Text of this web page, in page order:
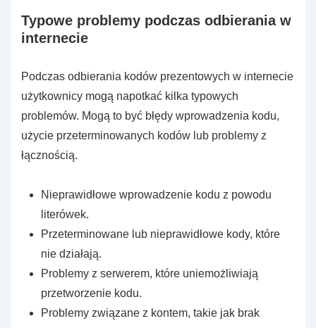
Typowe problemy podczas odbierania w
internecie
Podczas odbierania kodów prezentowych w internecie
użytkownicy mogą napotkać kilka typowych
problemów. Mogą to być błędy wprowadzenia kodu,
użycie przeterminowanych kodów lub problemy z
łącznością.
Nieprawidłowe wprowadzenie kodu z powodu
literówek.
Przeterminowane lub nieprawidłowe kody, które
nie działają.
Problemy z serwerem, które uniemożliwiają
przetworzenie kodu.
Problemy związane z kontem, takie jak brak